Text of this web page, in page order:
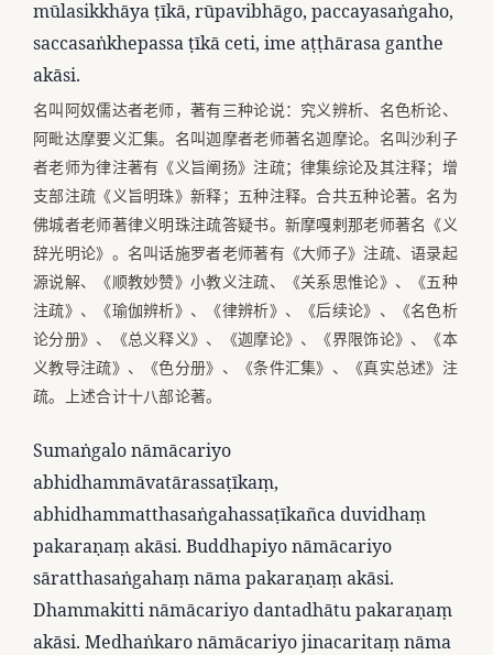
mūlasikkhāya ṭīkā, rūpavibhāgo, paccayasaṅgaho,
saccasaṅkhepassa ṭīkā ceti, ime aṭṭhārasa ganthe
akāsi.
名叫阿奴儒达者老师，著有三种论说：究义辨析、名色析论、
阿毗达摩要义汇集。名叫迦摩者老师著名迦摩论。名叫沙利子
者老师为律注著有《义旨阐扬》注疏；律集综论及其注释；增
支部注疏《义旨明珠》新释；五种注释。合共五种论著。名为
佛城者老师著律义明珠注疏答疑书。新摩嘎剌那老师著名《义
辞光明论》。名叫话施罗者老师著有《大师子》注疏、语录起
源说解、《顺教妙赞》小教义注疏、《关系思惟论》、《五种
注疏》、《瑜伽辨析》、《律辨析》、《后续论》、《名色析
论分册》、《总义释义》、《迦摩论》、《界限饰论》、《本
义教导注疏》、《色分册》、《条件汇集》、《真实总述》注
疏。上述合计十八部论著。
Sumaṅgalo nāmācariyo
abhidhammāvatārassaṭīkaṃ,
abhidhammatthasaṅgahassaṭīkañca duvidhaṃ
pakaraṇaṃ akāsi. Buddhapiyo nāmācariyo
sāratthasaṅgahaṃ nāma pakaraṇaṃ akāsi.
Dhammakitti nāmācariyo dantadhātu pakaraṇaṃ
akāsi. Medhaṅkaro nāmācariyo jinacaritaṃ nāma